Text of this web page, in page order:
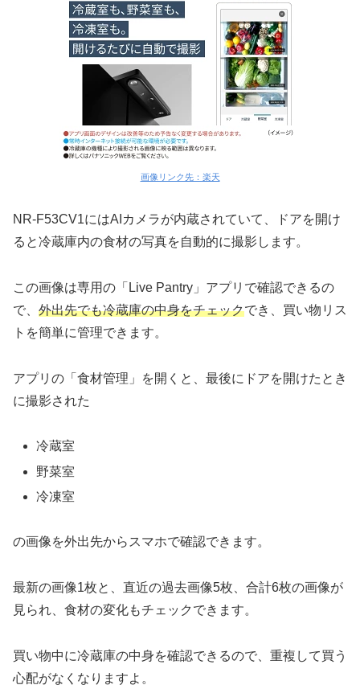
画像リンク先：楽天
NR-F53CV1にはAIカメラが内蔵されていて、ドアを開け
ると冷蔵庫内の食材の写真を自動的に撮影します。
この画像は専用の「Live Pantry」アプリで確認できるの
で、 外出先でも冷蔵庫の中身をチェックでき、買い物リス
トを簡単に管理できます。
アプリの「食材管理」を開くと、最後にドアを開けたとき
に撮影された
冷蔵室
野菜室
冷凍室
の画像を外出先からスマホで確認できます。
最新の画像1枚と、直近の過去画像5枚、合計6枚の画像が
見られ、食材の変化もチェックできます。
買い物中に冷蔵庫の中身を確認できるので、重複して買う
心配がなくなりますよ。